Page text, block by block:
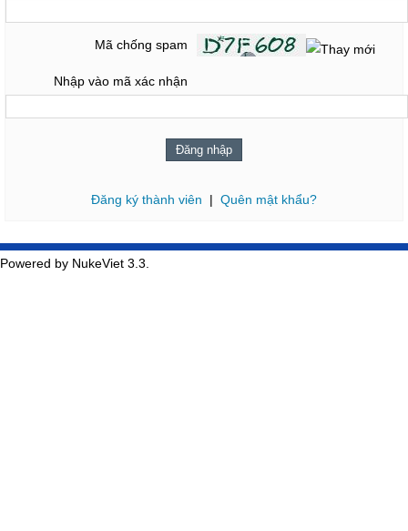
Mã chống spam
Nhập vào mã xác nhận
Đăng ký thành viên | Quên mật khẩu?
Powered by NukeViet 3.3.